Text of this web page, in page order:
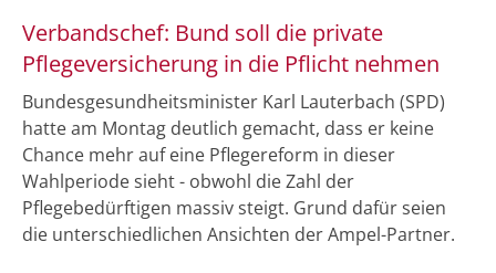
Verbandschef: Bund soll die private
Pflegeversicherung in die Pflicht nehmen
Bundesgesundheitsminister Karl Lauterbach (SPD)
hatte am Montag deutlich gemacht, dass er keine
Chance mehr auf eine Pflegereform in dieser
Wahlperiode sieht - obwohl die Zahl der
Pflegebedürftigen massiv steigt. Grund dafür seien
die unterschiedlichen Ansichten der Ampel-Partner.